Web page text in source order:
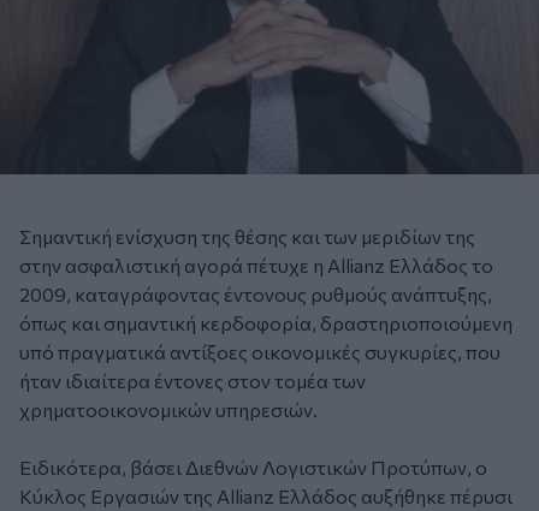
Σημαντική ενίσχυση της θέσης και των μεριδίων της
στην ασφαλιστική αγορά πέτυχε η Allianz Ελλάδος το
2009, καταγράφοντας έντονους ρυθμούς ανάπτυξης,
όπως και σημαντική κερδοφορία, δραστηριοποιούμενη
υπό πραγματικά αντίξοες οικονομικές συγκυρίες, που
ήταν ιδιαίτερα έντονες στον τομέα των
χρηματοοικονομικών υπηρεσιών.
Ειδικότερα, βάσει Διεθνών Λογιστικών Προτύπων, ο
Κύκλος Εργασιών της Allianz Ελλάδος αυξήθηκε πέρυσι